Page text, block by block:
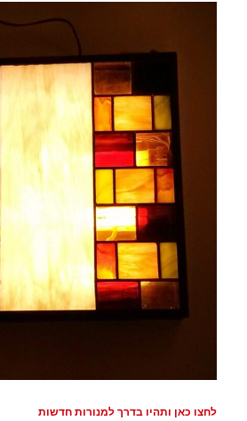
לחצו כאן ותהיו בדרך למנורות חדשות